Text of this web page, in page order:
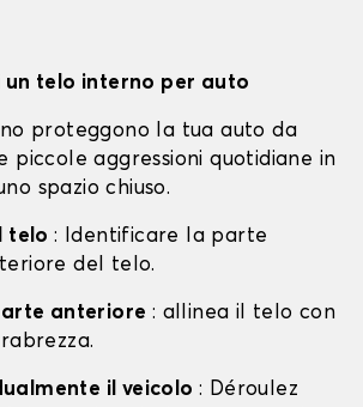
un telo interno per auto
proteggono la tua auto da
piccole aggressioni quotidiane in
spazio chiuso.
telo: Identificare la parte
del telo.
anteriore : allinea il telo con
il veicolo : Déroulez